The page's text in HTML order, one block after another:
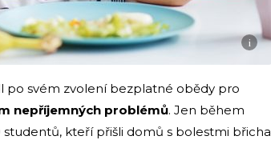
i
po svém zvolení bezplatné obědy pro
nepříjemných problémů. Jen během
kteří přišli domů s bolestmi břicha